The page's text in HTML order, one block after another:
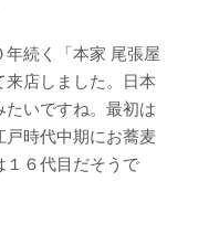
続く「本家 尾張屋
店しました。日本
いですね。最初は
時代中期にお蕎麦
１６代目だそうで